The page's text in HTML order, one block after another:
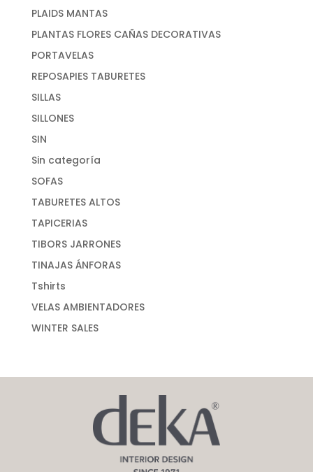
PLAIDS MANTAS
PLANTAS FLORES CAÑAS DECORATIVAS
PORTAVELAS
REPOSAPIES TABURETES
SILLAS
SILLONES
SIN
Sin categoría
SOFAS
TABURETES ALTOS
TAPICERIAS
TIBORS JARRONES
TINAJAS ÁNFORAS
Tshirts
VELAS AMBIENTADORES
WINTER SALES